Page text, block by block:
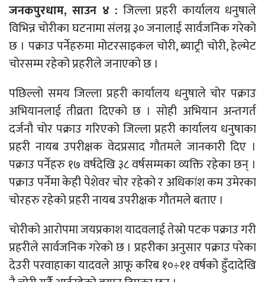
जनकपुरधाम, साउन ४ :जिल्ला प्रहरी कार्यालय धनुषाले
विभिन्न चोरीका घटनामा संलग्न ३० जनालाई सार्वजनिक गरेको
छ । पक्राउ पर्नेहरुमा मोटरसाइकल चोरी, ब्याट्री चोरी, हेल्मेट
चोरसम्म रहेको प्रहरीले जनाएको छ ।
पछिल्लो समय जिल्ला प्रहरी कार्यालय धनुषाले चोर पक्राउ
अभियानलाई तीव्रता दिएको छ । सोही अभियान अन्तगर्त
दर्जनौ चोर पक्राउ गरिएको जिल्ला प्रहरी कार्यालय धनुषाका
प्रहरी नायब उपरीक्षक वेदप्रसाद गौतमले जानकारी दिए ।
पक्राउ पर्नेहरु १७ वर्षदेखि ३८ वर्षसम्मका व्यक्ति रहेका छन् ।
पक्राउ पर्नेमा केही पेशेवर चोर रहेको र अधिकांश कम उमेरका
चोरहरु रहेको प्रहरी नायब उपरीक्षक गौतमले बताए ।
चोरीको आरोपमा जयप्रकाश यादवलाई तेस्रो पटक पक्राउ गरी
प्रहरीले सार्वजनिक गरेको छ । प्रहरीका अनुसार पक्राउ परेका
देउरी परवाहाका यादवले आफू करिब १०÷११ वर्षको हुँदादेखि